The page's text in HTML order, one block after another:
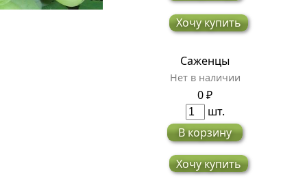
Хочу купить
Саженцы
Нет в наличии
0 ₽
шт.
В корзину
Хочу купить